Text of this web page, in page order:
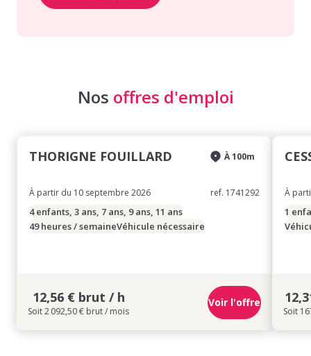
Nos offres d'emploi
THORIGNE FOUILLARD
À partir du 10 septembre 2026
À 100m
ref. 1741292
4 enfants, 3 ans, 7 ans, 9 ans, 11 ans
49 heures / semaineVéhicule nécessaire
12,56 € brut / h
Soit 2 092,50 € brut / mois
Voir l'offre
À
1
Soit